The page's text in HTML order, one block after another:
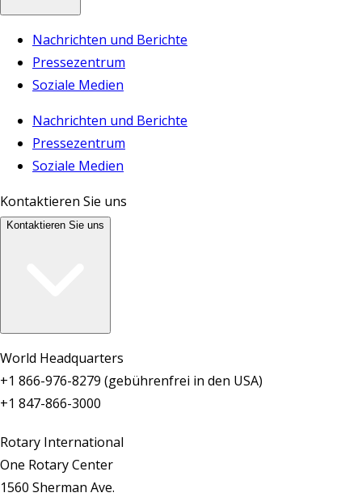
Nachrichten und Berichte
Pressezentrum
Soziale Medien
Nachrichten und Berichte
Pressezentrum
Soziale Medien
Kontaktieren Sie uns
Kontaktieren Sie uns
World Headquarters
+1 866-976-8279 (gebührenfrei in den USA)
+1 847-866-3000
Rotary International
One Rotary Center
1560 Sherman Ave.